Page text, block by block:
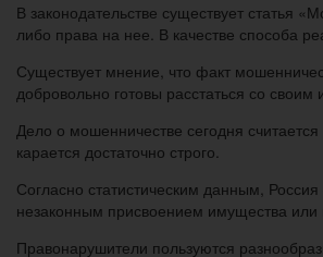
В законодательстве существует статья
либо права на нее. В качестве способа
Существует мнение, что факт
добровольно готовы расстаться со
Дело о мошенничестве сегодня
карается достаточно строго.
Согласно статистическим данным,
незаконным присвоением имущества или
Правонарушители пользуются